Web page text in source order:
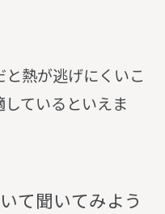
熱が逃げにくいこ
ているといえま
いて聞いてみよう